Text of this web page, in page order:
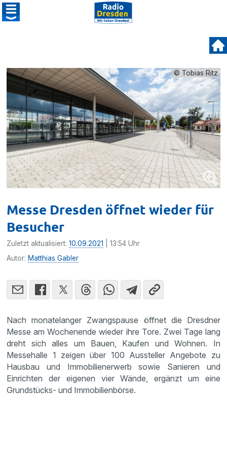
© Tobias Ritz
Messe Dresden öffnet wieder für
Besucher
Zuletzt aktualisiert:10.09.2021
| 13:54 Uhr
Autor: Matthias Gabler
Nach monatelanger Zwangspause öffnet die Dresdner
Messe am Wochenende wieder ihre Tore. Zwei Tage lang
dreht sich alles um Bauen, Kaufen und Wohnen. In
Messehalle 1 zeigen über 100 Aussteller Angebote zu
Hausbau und Immobilienerwerb sowie Sanieren und
Einrichten der eigenen vier Wände, ergänzt um eine
Grundstücks- und Immobilienbörse.